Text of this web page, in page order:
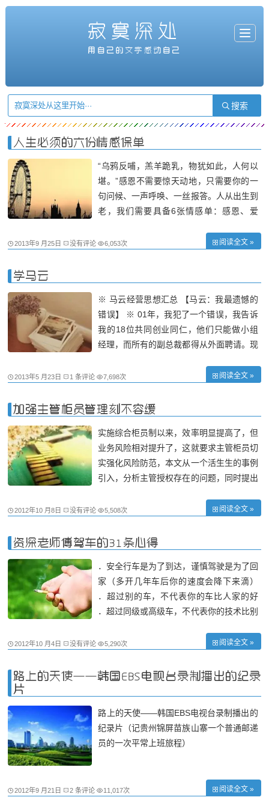
T
o
a
t
i
o
寂寞深处
用自己的文字感动自己
人生必须的六份情感保单
“乌鸦反哺，羔羊跪乳，物犹如此，人何以
堪。”感恩不需要惊天动地，只需要你的一
句问候、一声呼唤、一丝报答。人从出生到
老，我们需要具备6张情感单：感恩、爱
生，在不同的阶段可以兼顾我们的使命。以
廓
2013年9 月25日 没有评论 6,053次 阅读全文 »
学马云
※ 马云经营思想汇总 【马云：我最遗憾的
错误】 ※ 01年，我犯了一个错误，我告诉
我的18位共同创业同仁，他们只能做小组
经理，而所有的副总裁都得从外面聘请。现
了，而我之前曾怀疑过其能力的人都成了副
要，选择同样也比能力重要！ 【马云：不
能
2013年5 月23日 1 条评论 7,698次 阅读全文 »
加强主管柜员管理刻不容缓
实施综合柜员制以来，效率明显提高了，但
业务风险相对提升了，这就要求主管柜员切
实强化风险防范，本文从一个活生生的事例
引入，分析主管授权存在的问题，同时提出
“一客户夫妇两人到宣化一网点取一笔15万
行支取，可当营业员将123元的利息递给
2012年10 月8日 没有评论 5,508次 阅读全文 »
资深老师傅驾车的31条心得
．安全行车是为了到达，谨慎驾驶是为了回
家（多开几年车后你的速度会降下来滴）
．超过别的车，不代表你的车比人家的好
．超过同级或高级车，不代表你的技术比别
表在下一个路口你可以不排队； ．飙车与
（已经有很多人到站了）； ．遇拥堵时，
2012年10 月4日 没有评论 5,290次 阅读全文 »
路上的天使——韩国EBS电视台录制播出的纪录
片
路上的天使——韩国EBS电视台录制播出的
纪录片（记贵州锦屏苗族山寨一个普通邮递
员的一次平常上班旅程）
2012年9 月21日 2 条评论 11,017次 阅读全文 »